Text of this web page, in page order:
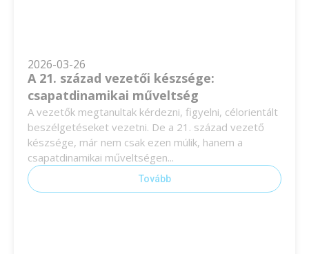
2026-03-26
A 21. század vezetői készsége:
csapatdinamikai műveltség
A vezetők megtanultak kérdezni, figyelni, célorientált
beszélgetéseket vezetni. De a 21. század vezető
készsége, már nem csak ezen múlik, hanem a
csapatdinamikai műveltségen...
Tovább